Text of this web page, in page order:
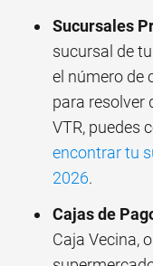
Sucursales
sucursal de
el número de
para resolver
VTR, puedes
encontrar tu
2026.
Cajas de
Caja Vecina,